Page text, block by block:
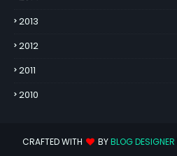
2013
2012
2011
2010
CRAFTED WITH BYBLOG DESIGNER